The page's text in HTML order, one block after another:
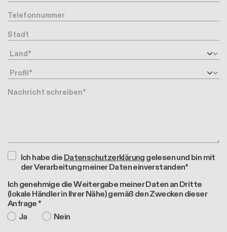
Telefonnummer
Stadt
Land
Profil
Nachricht
Ich habe dieDatenschutzerklärunggelesen und bin mit
der Verarbeitung meiner Daten einverstanden*
Ich genehmige die Weitergabe meiner Daten an Dritte
(lokale Händler in Ihrer Nähe) gemäß den Zwecken dieser
Anfrage *
Ja
Nein